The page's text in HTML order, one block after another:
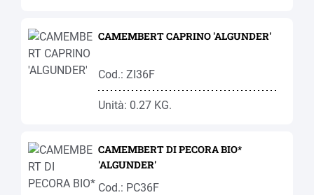
CAMEMBERT CAPRINO 'ALGUNDER'
Cod.: ZI36F
Unità: 0.27 KG.
CAMEMBERT DI PECORA BIO*
'ALGUNDER'
Cod.: PC36F